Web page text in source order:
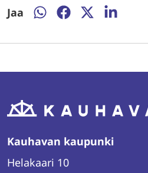
Jaa
Jaa
Jaa
Jaa
Jaa
Kauhavan kaupunki
Helakaari 10